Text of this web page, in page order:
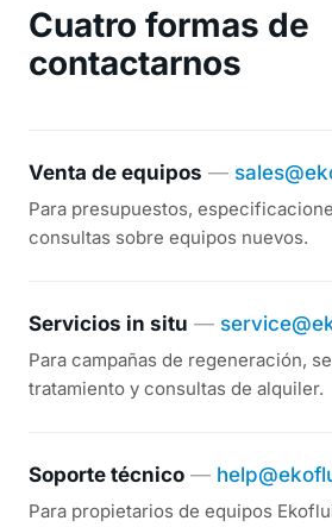
Cuatro formas de
contactarnos
Venta de equipos —
Para presupuestos,
consultas sobre equipos nuevos.
Servicios in situ —
Para campañas de regeneración,
tratamiento y consultas de alquiler.
Soporte técnico —
Para propietarios de equipos